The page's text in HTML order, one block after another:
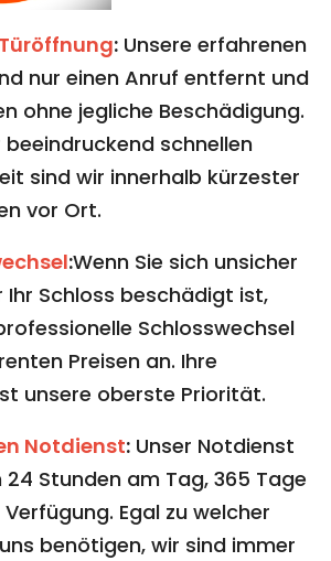
: Unsere erfahrenen
nur einen Anruf entfernt und
ohne jegliche Beschädigung.
beeindruckend schnellen
sind wir innerhalb kürzester
vor Ort.
:Wenn Sie sich unsicher
Ihr Schloss beschädigt ist,
Schlosswechsel
Preisen an. Ihre
unsere oberste Priorität.
Notdienst: Unser Notdienst
Stunden am Tag, 365 Tage
Egal zu welcher
benötigen, wir sind immer